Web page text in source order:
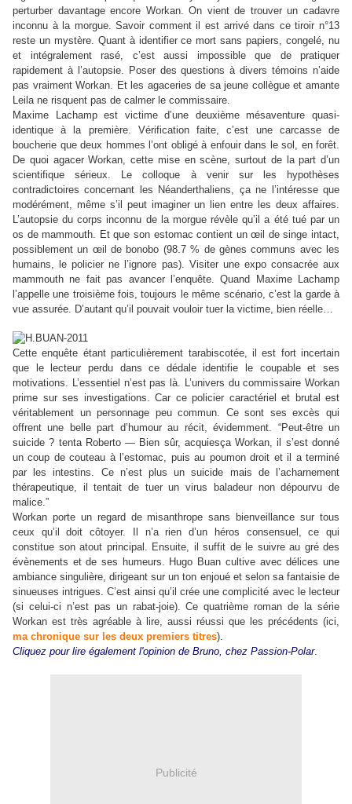
perturber davantage encore Workan. On vient de trouver un cadavre
inconnu à la morgue. Savoir comment il est arrivé dans ce tiroir n°13
reste un mystère. Quant à identifier ce mort sans papiers, congelé, nu
et intégralement rasé, c’est aussi impossible que de pratiquer
rapidement à l’autopsie. Poser des questions à divers témoins n’aide
pas vraiment Workan. Et les agaceries de sa jeune collègue et amante
Leila ne risquent pas de calmer le commissaire.
Maxime Lachamp est victime d’une deuxième mésaventure quasi-
identique à la première. Vérification faite, c’est une carcasse de
boucherie que deux hommes l’ont obligé à enfouir dans le sol, en forêt.
De quoi agacer Workan, cette mise en scène, surtout de la part d’un
scientifique sérieux. Le colloque à venir sur les hypothèses
contradictoires concernant les Néanderthaliens, ça ne l’intéresse que
modérément, même s’il peut imaginer un lien entre les deux affaires.
L’autopsie du corps inconnu de la morgue révèle qu’il a été tué par un
os de mammouth. Et que son estomac contient un œil de singe intact,
possiblement un œil de bonobo (98.7 % de gènes communs avec les
humains, le policier ne l’ignore pas). Visiter une expo consacrée aux
mammouth ne fait pas avancer l’enquête. Quand Maxime Lachamp
l’appelle une troisième fois, toujours le même scénario, c’est la garde à
vue assurée. D’autant qu’il pouvait vouloir tuer la victime, bien réelle…
Cette enquête étant particulièrement tarabiscotée, il est fort incertain
que le lecteur perdu dans ce dédale identifie le coupable et ses
motivations. L’essentiel n’est pas là. L’univers du commissaire Workan
prime sur ses investigations. Car ce policier caractériel et brutal est
véritablement un personnage peu commun. Ce sont ses excès qui
offrent une belle part d’humour au récit, évidemment. “Peut-être un
suicide ? tenta Roberto— Bien sûr, acquiesça Workan, il s’est donné
un coup de couteau à l’estomac, puis au poumon droit et il a terminé
par les intestins. Ce n’est plus un suicide mais de l’acharnement
thérapeutique, il tentait de tuer un virus baladeur non dépourvu de
malice.”
Workan porte un regard de misanthrope sans bienveillance sur tous
ceux qu’il doit côtoyer. Il n’a rien d’un héros consensuel, ce qui
constitue son atout principal. Ensuite, il suffit de le suivre au gré des
évènements et de ses humeurs. Hugo Buan cultive avec délices une
ambiance singulière, dirigeant sur un ton enjoué et selon sa fantaisie de
sinueuses intrigues. C’est ainsi qu’il crée une complicité avec le lecteur
(si celui-ci n’est pas un rabat-joie). Ce quatrième roman de la série
Workan est très agréable à lire, aussi réussi que les précédents (ici,
ma chronique sur les deux premiers titres).
Cliquez pour lire également l'opinion de Bruno, chez Passion-Polar.
Publicité